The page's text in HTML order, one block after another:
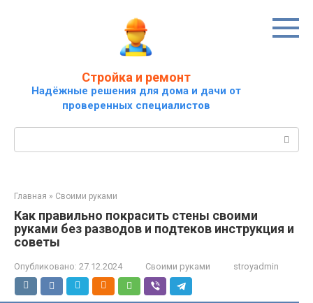
Стройка и ремонт
Надёжные решения для дома и дачи от
проверенных специалистов
Главная » Своими руками
Как правильно покрасить стены своими
руками без разводов и подтеков инструкция и
советы
Опубликовано: 27.12.2024 Своими руками stroyadmin